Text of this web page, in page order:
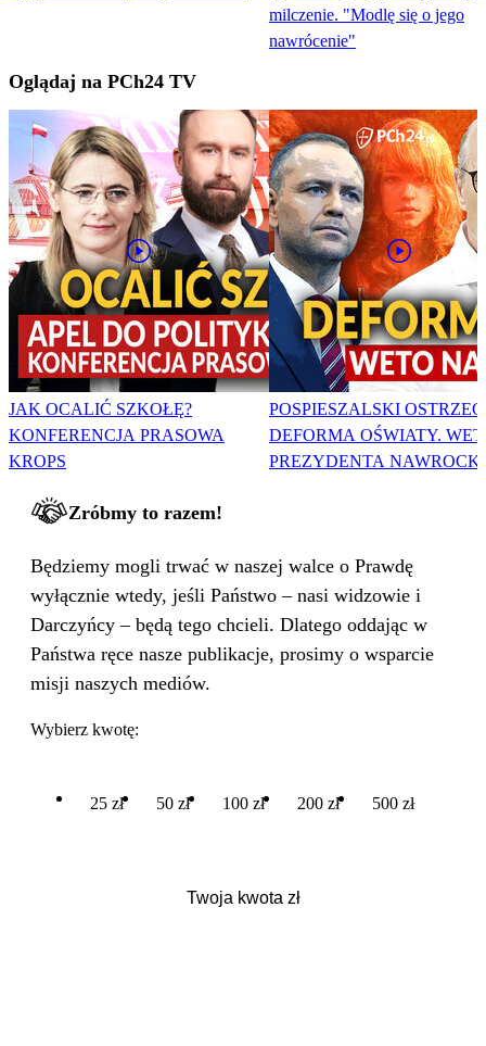
milczenie. "Modlę się o jego
nawrócenie"
Oglądaj na PCh24 TV
JAK OCALIĆ SZKOŁĘ?
KONFERENCJA PRASOWA
KROPS
POSPIESZALSKI
DEFORMA OŚWIATY.
PREZYDENTA
Zróbmy to razem!
Będziemy mogli trwać w naszej walce o Prawdę
wyłącznie wtedy, jeśli Państwo – nasi widzowie i
Darczyńcy – będą tego chcieli. Dlatego oddając w
Państwa ręce nasze publikacje, prosimy o wsparcie
misji naszych mediów.
Wybierz kwotę:
25 zł 50 zł 100 zł 200 zł 500 zł